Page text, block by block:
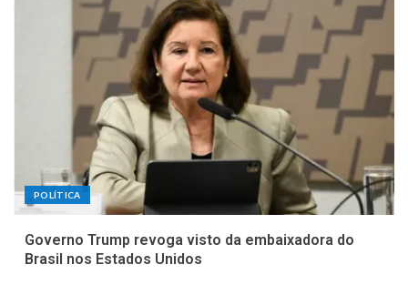
POLÍTICA
Governo Trump revoga visto da embaixadora do
Brasil nos Estados Unidos